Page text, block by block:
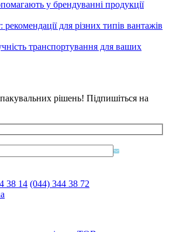
у брендуванні продукції
рекомендації для різних типів вантажів
транспортування для ваших
рішень! Підпишіться на
38 14 (044) 344 38 72